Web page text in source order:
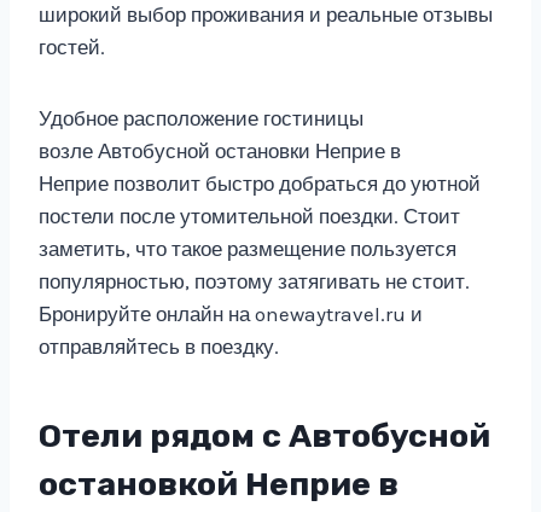
широкий выбор проживания и реальные отзывы
гостей.
Удобное расположение гостиницы
возле Автобусной остановки Неприе в
Неприе позволит быстро добраться до уютной
постели после утомительной поездки. Стоит
заметить, что такое размещение пользуется
популярностью, поэтому затягивать не стоит.
Бронируйте онлайн на onewaytravel.ru и
отправляйтесь в поездку.
Отели рядом с Автобусной
остановкой Неприе в